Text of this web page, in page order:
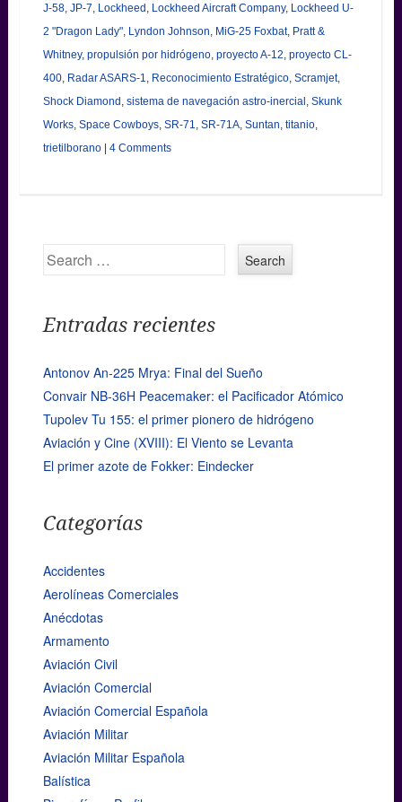
J-58, JP-7 Lockheed Lockheed Aircraft Company, Lockheed U-
2 "Dragon Lady", Lyndon Johnson MiG-25 Foxbat, Pratt &
Whitney, propulsión por hidrógeno, proyecto A-12 proyecto CL-
400, Radar ASARS-1 Reconocimiento Estratégico, Scramjet,
Shock Diamond sistema de navegación astro-inercial Skunk
Works, Space Cowboys, SR-71 SR-71A, Suntan titanio,
trietilborano | 4 Comments
Search
Entradas recientes
Antonov An-225 Mrya: Final del Sueño
Convair NB-36H Peacemaker: el Pacificador Atómico
Tupolev Tu 155: el primer pionero de hidrógeno
Aviación y Cine (XVIII): El Viento se Levanta
El primer azote de Fokker: Eindecker
Categorías
Accidentes
Aerolíneas Comerciales
Anécdotas
Armamento
Aviación Civil
Aviación Comercial
Aviación Comercial Española
Aviación Militar
Aviación Militar Española
Balística